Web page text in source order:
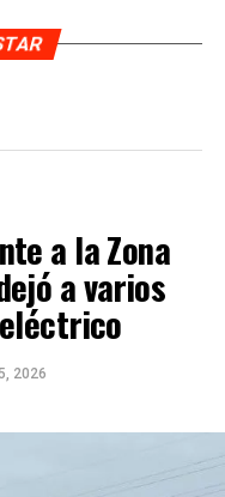
a la Zona
a varios
2026